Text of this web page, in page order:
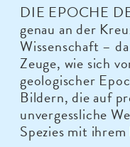
DIE EPOCHE
genau an der
Wissenschaft –
Zeuge, wie sich
geologischer
Bildern, die auf
unvergessliche
Spezies mit